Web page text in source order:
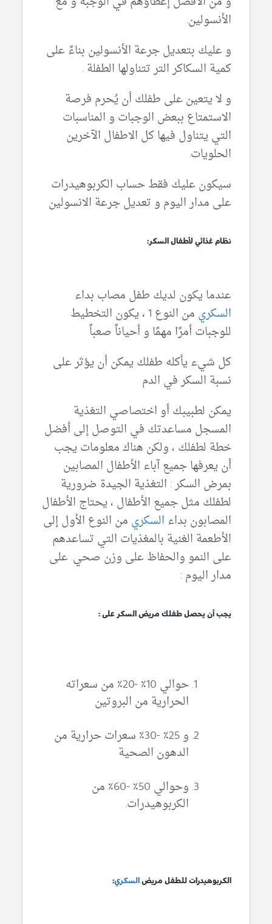
الأنسولين.
و عليك بتعديل جرعة الأنسولين بناءً على
كمية السكاكر التر تتناولها الطفلة .
و لا يتعين على طفلك أن يُحرم فرصة
الاستمتاع ببعض الوجبات و المناسبات
التي يتناول فيها كل الاطفال الآخرين
الحلويات.
سيكون عليك فقط حساب الكربوهيدرات
على مدار اليوم و تعديل جرعة الانسولين
نظام غذائي لأطفال السكر:
عندما يكون لديك طفل مصاب بداء
السكري
من النوع 1 ، يكون التخطيط
للوجبات أمرًا مهمًا و أحياناً صعباً
كل شيء يأكله طفلك يمكن أن يؤثر على
نسبة السكر في الدم
يمكن لطبيبك أو اختصاصي التغذية
المسجل مساعدتك في التوصل إلى أفضل
خطة لطفلك ، ولكن هناك معلومات يجب
أن يعرفها جميع آباء الأطفال المصابين
بمرض السكر : التغذية الجيدة ضرورية
لطفلك مثل جميع الأطفال ، يحتاج الأطفال
المصابون بداء السكري من النوع الأول إلى
الأطعمة الغنية بالمغذيات التي تساعدهم
على النمو والحفاظ على وزن صحي. على
مدار اليوم :
يجب أن يحصل طفلك مريض السكر على :
حوالي 10٪ -20٪ من سعراته
الحرارية من البروتين
و 25٪ -30٪ سعرات حرارية من
الدهون الصحية
وحوالي 50٪ -60٪ من
الكربوهيدرات.
الكربوهيدرات للطفل مريض السكري: